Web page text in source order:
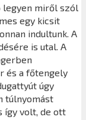
legyen miről szól
egy kicsit
indultunk. A
is utal. A
és a főtengely
úgy
túlnyomást
így volt, de ott